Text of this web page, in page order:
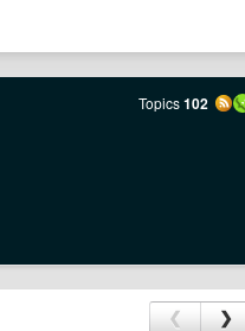
Topics102
❮ ❯